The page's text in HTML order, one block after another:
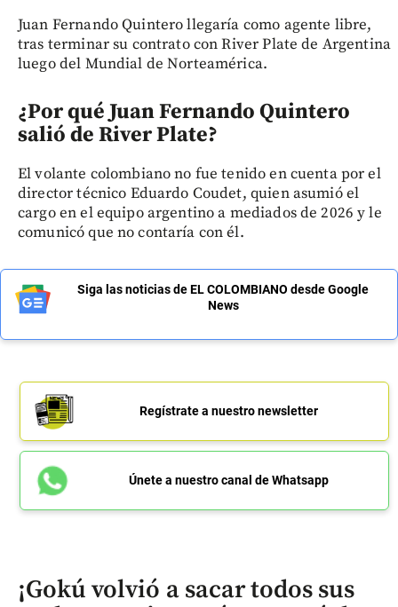
Juan Fernando Quintero llegaría como agente libre,
tras terminar su contrato con River Plate de Argentina
luego del Mundial de Norteamérica.
¿Por qué Juan Fernando Quintero
salió de River Plate?
El volante colombiano no fue tenido en cuenta por el
director técnico Eduardo Coudet, quien asumió el
cargo en el equipo argentino a mediados de 2026 y le
comunicó que no contaría con él.
Siga las noticias de EL COLOMBIANO desde Google
News
Regístrate a nuestro newsletter
Únete a nuestro canal de Whatsapp
¡Gokú volvió a sacar todos sus